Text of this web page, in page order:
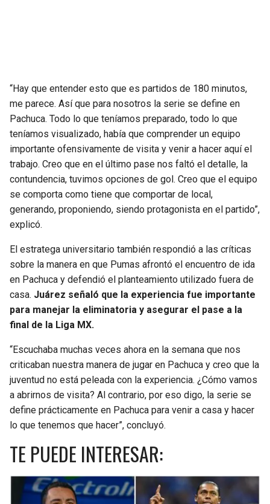
“Hay que entender esto que es partidos de 180 minutos,
me parece. Así que para nosotros la serie se define en
Pachuca. Todo lo que teníamos preparado, todo lo que
teníamos visualizado, había que comprender un equipo
importante ofensivamente de visita y venir a hacer aquí el
trabajo. Creo que en el último pase nos faltó el detalle, la
contundencia, tuvimos opciones de gol. Creo que el equipo
se comporta como tiene que comportar de local,
generando, proponiendo, siendo protagonista en el partido”,
explicó.
El estratega universitario también respondió a las críticas
sobre la manera en que Pumas afrontó el encuentro de ida
en Pachuca y defendió el planteamiento utilizado fuera de
casa. Juárez señaló que la experiencia fue importante
para manejar la eliminatoria y asegurar el pase a la
final de la Liga MX.
“Escuchaba muchas veces ahora en la semana que nos
criticaban nuestra manera de jugar en Pachuca y creo que la
juventud no está peleada con la experiencia. ¿Cómo vamos
a abrirnos de visita? Al contrario, por eso digo, la serie se
define prácticamente en Pachuca para venir a casa y hacer
lo que tenemos que hacer”, concluyó.
TE PUEDE INTERESAR: